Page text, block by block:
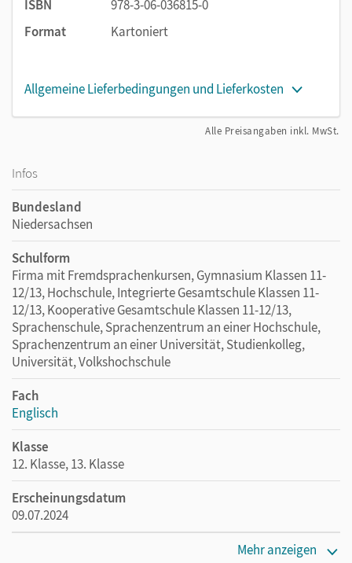
ISBN
978-3-06-036815-0
Format
Kartoniert
Allgemeine Lieferbedingungen und Lieferkosten
Alle Preisangaben inkl. MwSt.
Infos
Bundesland
Niedersachsen
Schulform
Firma mit Fremdsprachenkursen, Gymnasium Klassen 11-
12/13, Hochschule, Integrierte Gesamtschule Klassen 11-
12/13, Kooperative Gesamtschule Klassen 11-12/13,
Sprachenschule, Sprachenzentrum an einer Hochschule,
Sprachenzentrum an einer Universität, Studienkolleg,
Universität, Volkshochschule
Fach
Englisch
Klasse
12. Klasse, 13. Klasse
Erscheinungsdatum
09.07.2024
Mehr anzeigen